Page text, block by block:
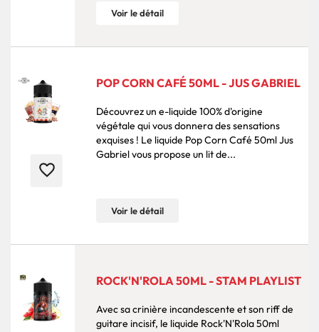
Voir le détail
favorite_border
POP CORN CAFÉ 50ML - JUS GABRIEL
Découvrez un e-liquide 100% d'origine
végétale qui vous donnera des sensations
exquises ! Le liquide Pop Corn Café 50ml Jus
Gabriel vous propose un lit de...
Voir le détail
ROCK'N'ROLA 50ML - STAM PLAYLIST
Avec sa crinière incandescente et son riff de
guitare incisif, le liquide Rock'N'Rola 50ml